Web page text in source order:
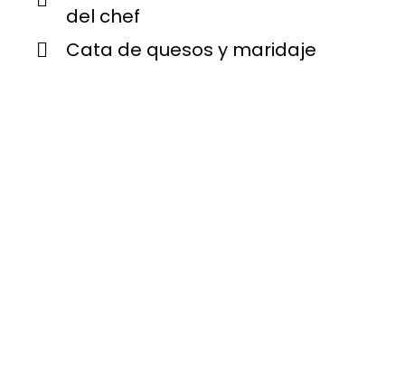
del chef
Cata de quesos y maridaje